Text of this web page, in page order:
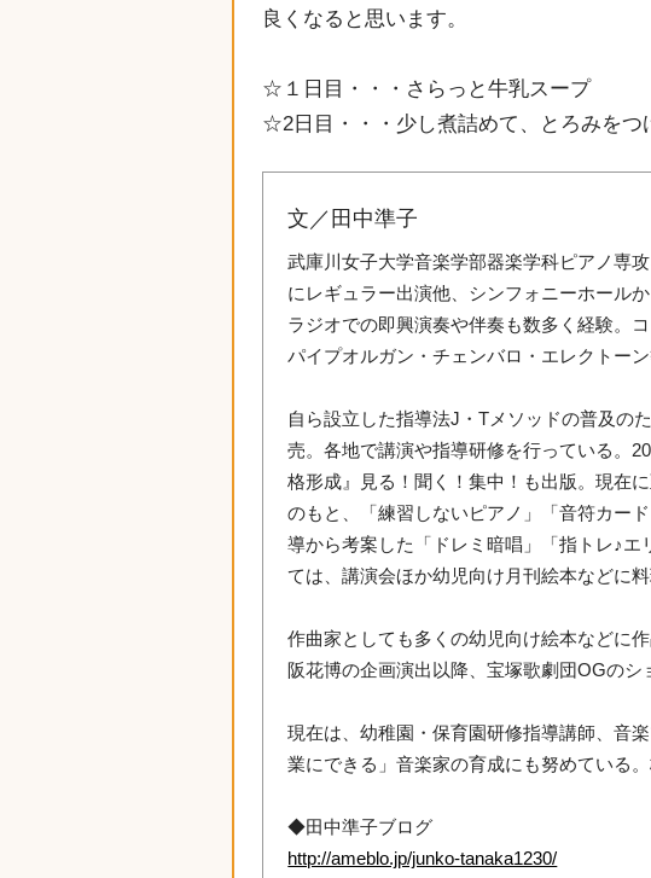
良くなると思います。
☆１日目・・・さらっと牛乳スープ
☆2日目・・・少し煮詰めて、とろみをつ
文／田中準子
武庫川女子大学音楽学部器楽学科ピアノ専
にレギュラー出演他、シンフォニーホール
ラジオでの即興演奏や伴奏も数多く経験。
パイプオルガン・チェンバロ・エレクトー
自ら設立した指導法J・Tメソッドの普及の
売。各地で講演や指導研修を行っている。
格形成』見る！聞く！集中！も出版。現在
のもと、「練習しないピアノ」「音符カー
導から考案した「ドレミ暗唱」「指トレ♪
ては、講演会ほか幼児向け月刊絵本などに
作曲家としても多くの幼児向け絵本などに
阪花博の企画演出以降、宝塚歌劇団OGのシ
現在は、幼稚園・保育園研修指導講師、音
業にできる」音楽家の育成にも努めている
◆田中準子ブログ
http://ameblo.jp/junko-tanaka1230/